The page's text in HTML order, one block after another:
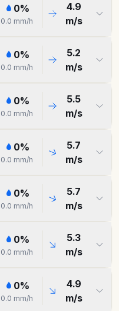
0%
0.0 mm/h
4.9
m/s
0%
0.0 mm/h
5.2
m/s
0%
0.0 mm/h
5.5
m/s
0%
0.0 mm/h
5.7
m/s
0%
0.0 mm/h
5.7
m/s
0%
0.0 mm/h
5.3
m/s
0%
0.0 mm/h
4.9
m/s